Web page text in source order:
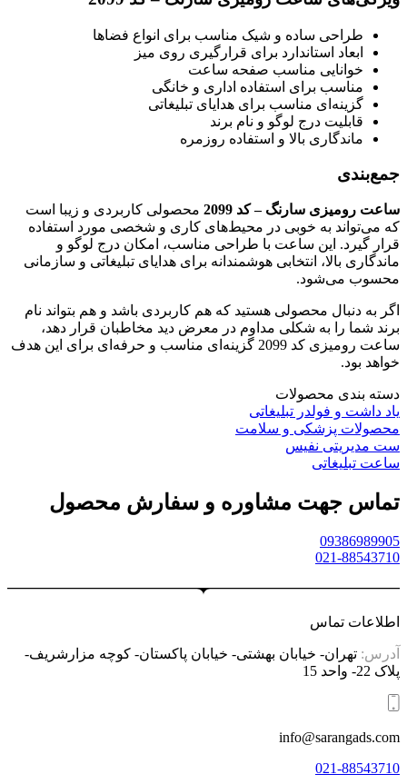
طراحی ساده و شیک مناسب برای انواع فضاها
ابعاد استاندارد برای قرارگیری روی میز
خوانایی مناسب صفحه ساعت
مناسب برای استفاده اداری و خانگی
گزینه‌ای مناسب برای هدایای تبلیغاتی
قابلیت درج لوگو و نام برند
ماندگاری بالا و استفاده روزمره
جمع‌بندی
ساعت رومیزی سارنگ – کد 2099
محصولی کاربردی و زیبا است
که می‌تواند به خوبی در محیط‌های کاری و شخصی مورد استفاده
قرار گیرد. این ساعت با طراحی مناسب، امکان درج لوگو و
ماندگاری بالا، انتخابی هوشمندانه برای هدایای تبلیغاتی و سازمانی
محسوب می‌شود.
اگر به دنبال محصولی هستید که هم کاربردی باشد و هم بتواند نام
برند شما را به شکلی مداوم در معرض دید مخاطبان قرار دهد،
ساعت رومیزی کد 2099 گزینه‌ای مناسب و حرفه‌ای برای این هدف
خواهد بود.
دسته بندی محصولات
یاد داشت و فولدر تبلیغاتی
محصولات پزشکی و سلامت
ست مدیریتی نفیس
ساعت تبلیغاتی
تماس جهت مشاوره و سفارش محصول
09386989905
021-88543710
اطلاعات تماس
آدرس: تهران- خیابان بهشتی- خیابان پاکستان- کوچه مزارشریف-
پلاک 22- واحد 15
info@sarangads.com
021-88543710